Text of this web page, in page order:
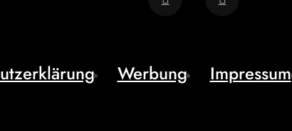
Werbung Impressum